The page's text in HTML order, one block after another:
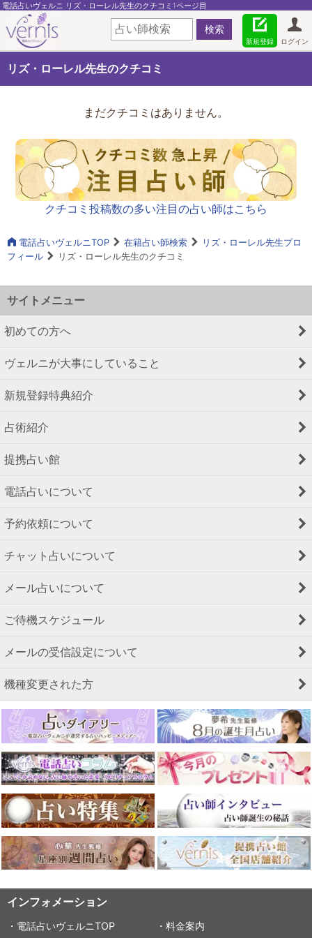
電話占いヴェルニ リズ・ローレル先生のクチコミ1ページ目
ログイン
新規登録
リズ・ローレル先生のクチコミ
まだクチコミはありません。
クチコミ投稿数の多い注目の占い師はこちら
電話占いヴェルニTOP 在籍占い師検索
リズ・ローレル先生プロ
フィール
リズ・ローレル先生のクチコミ
サイトメニュー
初めての方へ
ヴェルニが大事にしていること
新規登録特典紹介
占術紹介
提携占い館
電話占いについて
予約依頼について
チャット占いについて
メール占いについて
ご待機スケジュール
メールの受信設定について
機種変更された方
インフォメーション
・電話占いヴェルニTOP ・料金案内